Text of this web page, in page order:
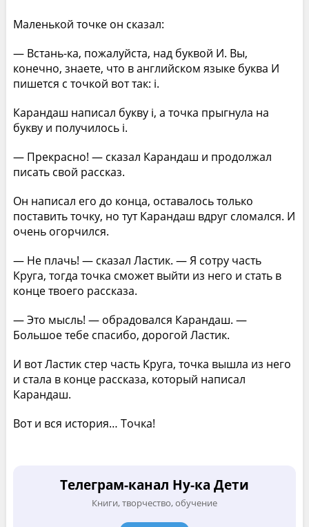
Маленькой точке он сказал:
— Встань-ка, пожалуйста, над буквой И. Вы,
конечно, знаете, что в английском языке буква И
пишется с точкой вот так: i.
Карандаш написал букву i, а точка прыгнула на
букву и получилось i.
— Прекрасно! — сказал Карандаш и продолжал
писать свой рассказ.
Он написал его до конца, оставалось только
поставить точку, но тут Карандаш вдруг сломался. И
очень огорчился.
— Не плачь! — сказал Ластик. — Я сотру часть
Круга, тогда точка сможет выйти из него и стать в
конце твоего рассказа.
— Это мысль! — обрадовался Карандаш. —
Большое тебе спасибо, дорогой Ластик.
И вот Ластик стер часть Круга, точка вышла из него
и стала в конце рассказа, который написал
Карандаш.
Вот и вся история… Точка!
Телеграм-канал Ну-ка Дети
Книги, творчество, обучение